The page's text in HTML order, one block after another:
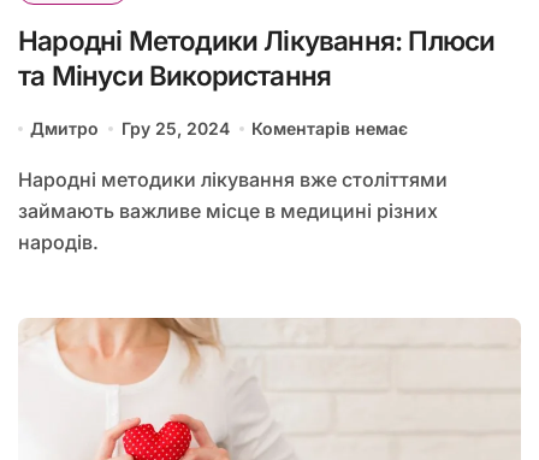
Народні Методики Лікування: Плюси
та Мінуси Використання
Дмитро Гру 25, 2024 Коментарів немає
Народні методики лікування вже століттями
займають важливе місце в медицині різних
народів.